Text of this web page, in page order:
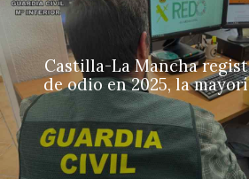
Castilla-La Mancha
de odio en 2025, la